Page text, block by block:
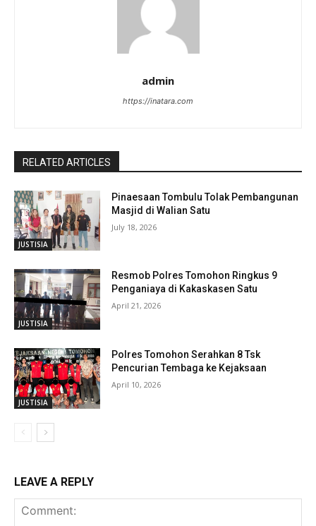
admin
https://inatara.com
RELATED ARTICLES
JUSTISIA
Pinaesaan Tombulu Tolak Pembangunan
Masjid di Walian Satu
July 18, 2026
JUSTISIA
Resmob Polres Tomohon Ringkus 9
Penganiaya di Kakaskasen Satu
April 21, 2026
JUSTISIA
Polres Tomohon Serahkan 8 Tsk
Pencurian Tembaga ke Kejaksaan
April 10, 2026
LEAVE A REPLY